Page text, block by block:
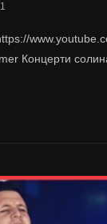
Концерти